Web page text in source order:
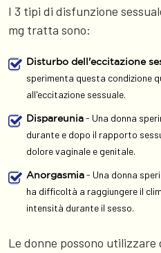
I 3 tipi di disfunzione
mg tratta sono:
Disturbo dell'eccitazione
sperimenta questa condizione
all'eccitazione sessuale.
Dispareunia- Una donna
durante e dopo il rapporto
dolore vaginale e genitale.
Anorgasmia- Una donna
ha difficoltà a raggiungere il
intensità durante il sesso.
Le donne possono